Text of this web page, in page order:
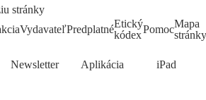
stránky
VydavateľPredplatnéEtický
kódexPomocMapa
stránky
Newsletter Aplikácia iPad